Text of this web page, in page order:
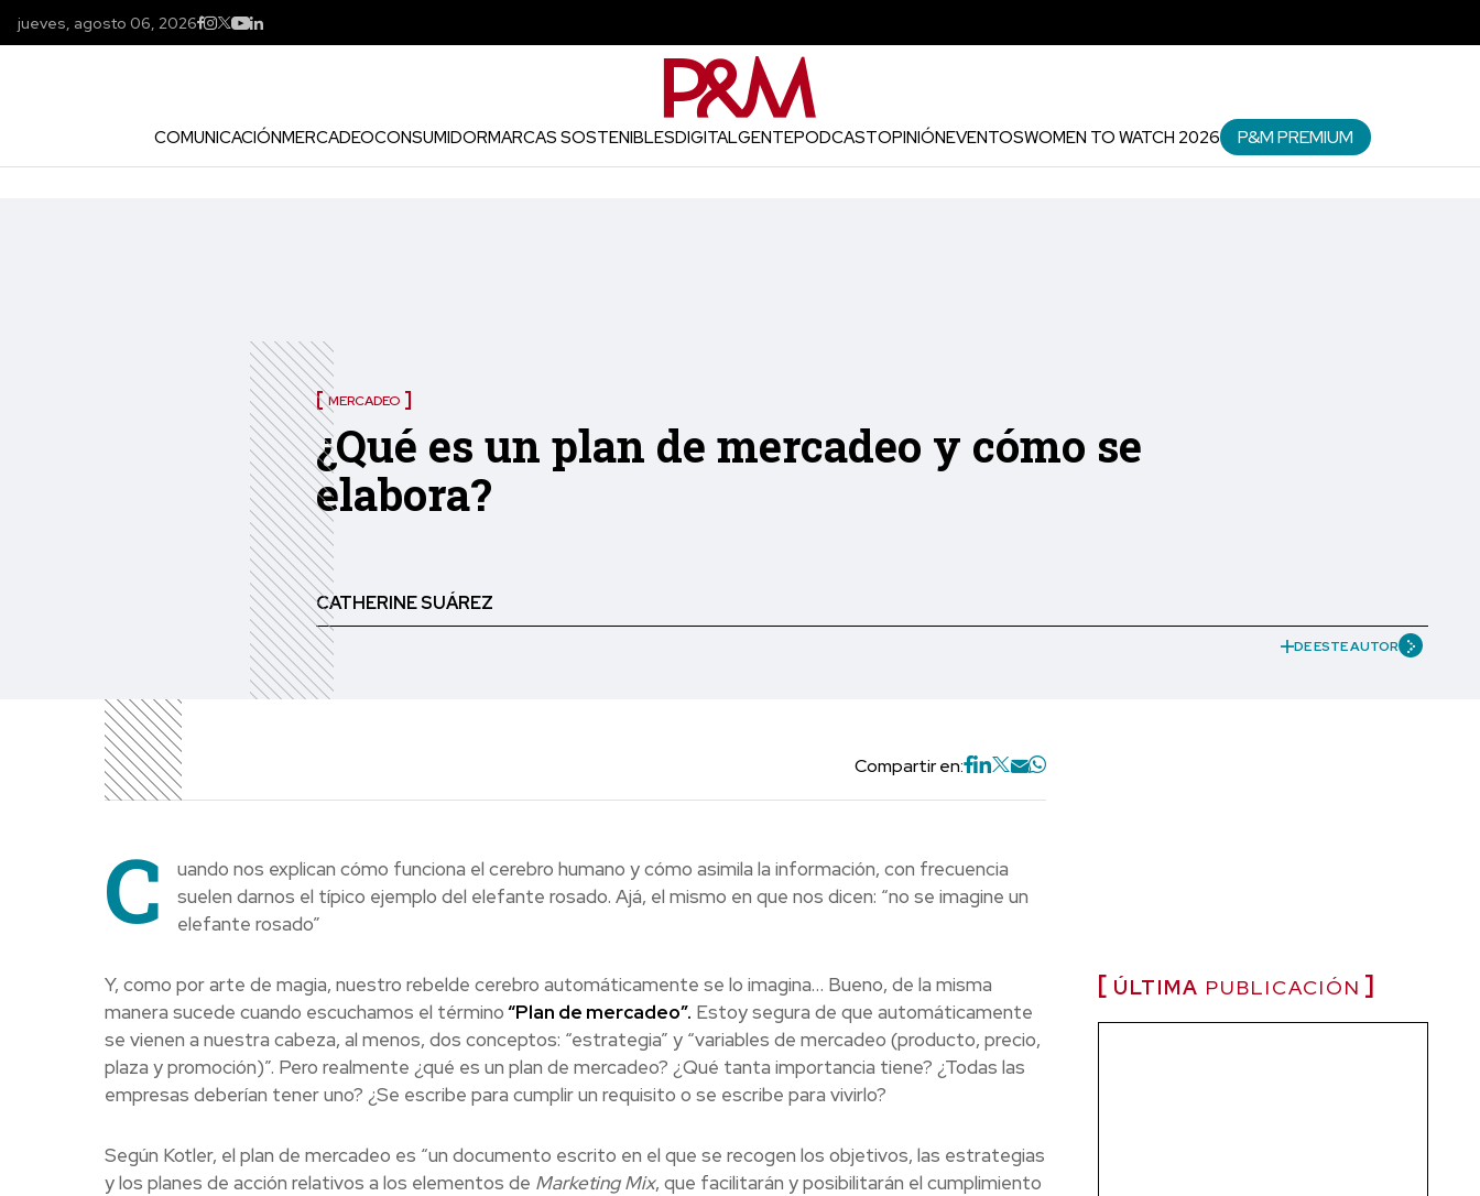
jueves, agosto 06, 2026
COMUNICACIÓNMERCADEOCONSUMIDORMARCAS SOSTENIBLESDIGITALGENTEPODCASTOPINIÓNEVENTOSWOMEN TO WATCH 2026 P&M PREMIUM
MERCADEO
¿Qué es un plan de mercadeo y cómo se
elabora?
CATHERINE SUÁREZ
DE ESTE AUTOR
Compartir en:
C
uando nos explican cómo funciona el cerebro humano y cómo asimila la información, con frecuencia
suelen darnos el típico ejemplo del elefante rosado. Ajá, el mismo en que nos dicen: “no se imagine un
elefante rosado”
Y, como por arte de magia, nuestro rebelde cerebro automáticamente se lo imagina… Bueno, de la misma
manera sucede cuando escuchamos el término“Plan de mercadeo”. Estoy segura de que automáticamente
se vienen a nuestra cabeza, al menos, dos conceptos: “estrategia” y “variables de mercadeo (producto, precio,
plaza y promoción)”. Pero realmente ¿qué es un plan de mercadeo? ¿Qué tanta importancia tiene? ¿Todas las
empresas deberían tener uno? ¿Se escribe para cumplir un requisito o se escribe para vivirlo?
Según Kotler, el plan de mercadeo es “un documento escrito en el que se recogen los objetivos, las estrategias
y los planes de acción relativos a los elementos de Marketing Mix, que facilitarán y posibilitarán el cumplimiento
ÚLTIMA PUBLICACIÓN